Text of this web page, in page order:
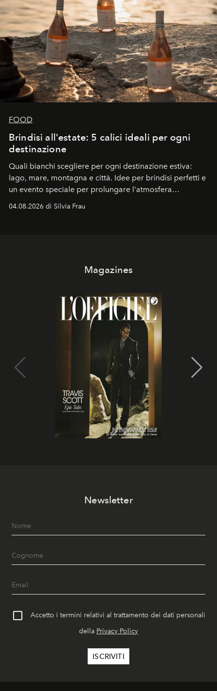
FOOD
Brindisi all'estate: 5 calici ideali per ogni
destinazione
Quali bianchi scegliere per ogni destinazione estiva:
lago, mare, montagna e città. Idee per brindisi perfetti e
un evento speciale per prolungare l'atmosfera
04.08.2026 di Silvia Frau
Magazines
Newsletter
Accetto i termini relativi al trattamento dei dati personali
della Privacy Policy